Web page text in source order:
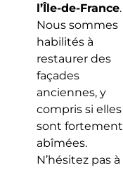
l’Île-de-France.
Nous sommes
habilités à
restaurer des
façades
anciennes, y
compris si elles
sont fortement
abîmées.
N’hésitez pas à